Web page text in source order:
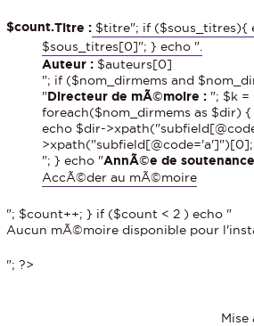
$count.Titre : $titre"; if ($sous_titres){
$sous_titres[0]"; } echo ".
Auteur : $auteurs[0]
"; if ($nom_dirmems and
"Directeur de mÃ©moire : "; $k =
foreach($nom_dirmems as $dir)
echo $dir-
>xpath("subfield[@code='a']")[0];
"; } echo "AnnÃ©e de
AccÃ©der au mÃ©moire
"; $count++; } if ($count < 2 ) echo "
Aucun mÃ©moire disponible pour
"; ?>
Mise